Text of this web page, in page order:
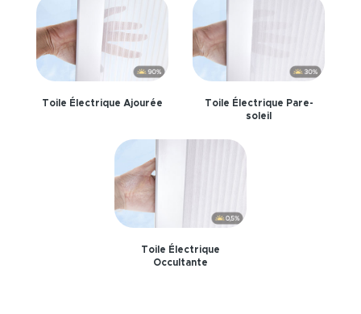
Toile Électrique Ajourée
Toile Électrique Pare-
soleil
Toile Électrique
Occultante